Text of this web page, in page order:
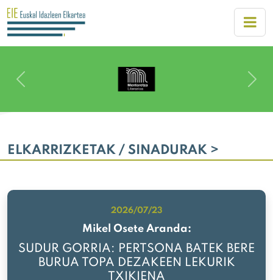
Previous Next
ELKARRIZKETAK / SINADURAK >
2026/07/23
Mikel Osete Aranda:
SUDUR GORRIA: PERTSONA BATEK BERE
BURUA TOPA DEZAKEEN LEKURIK
TXIKIENA